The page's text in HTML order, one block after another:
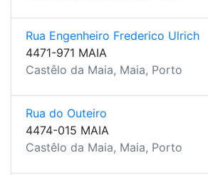
Rua Engenheiro Frederico Ulrich
4471-971 MAIA
Castêlo da Maia, Maia, Porto
Rua do Outeiro
4474-015 MAIA
Castêlo da Maia, Maia, Porto